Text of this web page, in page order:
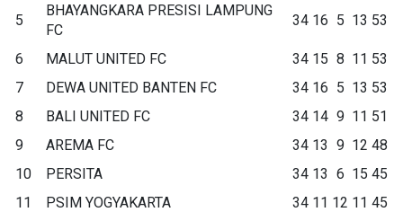
5
BHAYANGKARA PRESISI LAMPUNG
FC
34 16 5 13 53
6 MALUT UNITED FC 34 15 8 11 53
7
DEWA UNITED BANTEN FC 34 16 5 13 53
8
BALI UNITED FC 34 14 9 11 51
9
AREMA FC 34 13 9 12 48
10
PERSITA 34 13 6 15 45
11
PSIM YOGYAKARTA 34 11 12 11 45